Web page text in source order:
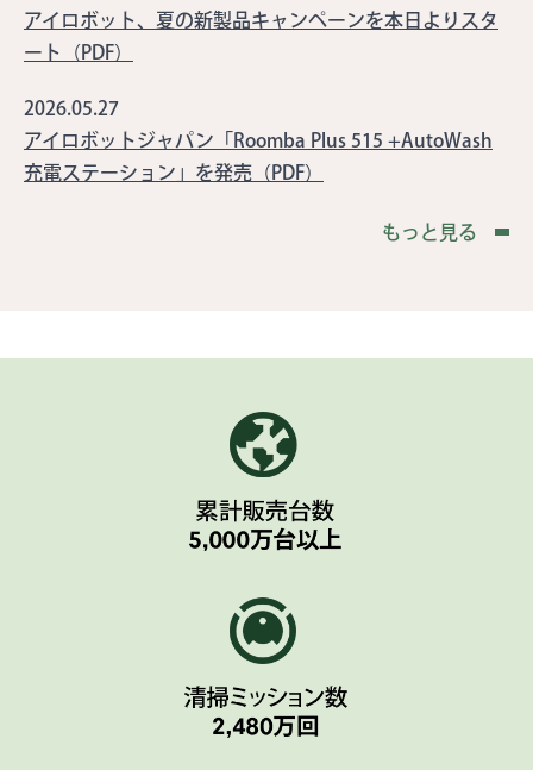
アイロボット、夏の新製品キャンペーンを本日よりスタ
ート（PDF）
2026.05.27
アイロボットジャパン「Roomba Plus 515 +AutoWash
充電ステーション」を発売（PDF）
もっと見る